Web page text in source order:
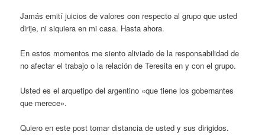
Jamás emití juicios de valores con respecto al grupo que usted
dirije, ni siquiera en mi casa. Hasta ahora.
En estos momentos me siento aliviado de la responsabilidad de
no afectar el trabajo o la relación de Teresita en y con el grupo.
Usted es el arquetipo del argentino «que tiene los gobernantes
que merece».
Quiero en este post tomar distancia de usted y sus dirigidos.